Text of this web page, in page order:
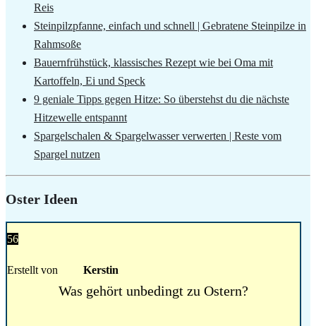
Reis
Steinpilzpfanne, einfach und schnell | Gebratene Steinpilze in
Rahmsoße
Bauernfrühstück, klassisches Rezept wie bei Oma mit
Kartoffeln, Ei und Speck
9 geniale Tipps gegen Hitze: So überstehst du die nächste
Hitzewelle entspannt
Spargelschalen & Spargelwasser verwerten | Reste vom
Spargel nutzen
Oster Ideen
56
Erstellt von Kerstin
Was gehört unbedingt zu Ostern?